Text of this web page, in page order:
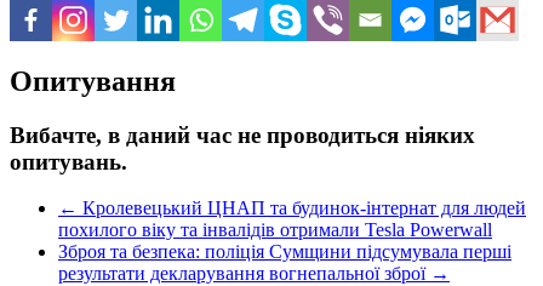
Опитування
Вибачте, в даний час не проводиться ніяких
опитувань.
← Кролевецький ЦНАП та будинок-інтернат для людей
похилого віку та інвалідів отримали Tesla Powerwall
Зброя та безпека: поліція Сумщини підсумувала перші
результати декларування вогнепальної зброї →